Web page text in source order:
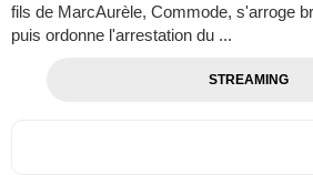
fils de MarcAurèle, Commode, s'arroge
puis ordonne l'arrestation du ...
STREAMING